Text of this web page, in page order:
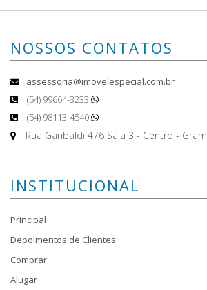
NOSSOS CONTATOS
assessoria@imovelespecial.com.br
(54) 99664-3233
(54) 98113-4540
Rua Garibaldi 476 Sala 3 - Centro -
INSTITUCIONAL
Principal
Depoimentos de Clientes
Comprar
Alugar